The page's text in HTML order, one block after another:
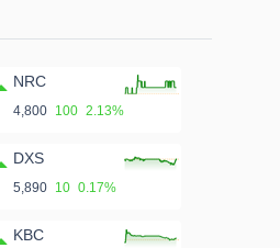
NRC
4,800 100 2.13%
DXS
5,890 10 0.17%
KBC